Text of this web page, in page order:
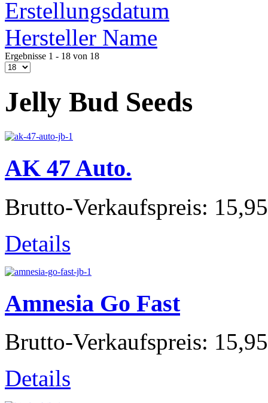
Erstellungsdatum
Hersteller Name
Ergebnisse 1 - 18 von 18
Jelly Bud Seeds
AK 47 Auto.
Brutto-Verkaufspreis:
Details
Amnesia Go Fast
Brutto-Verkaufspreis:
Details